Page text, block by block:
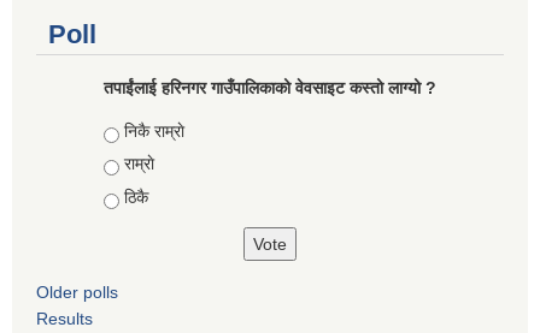
Poll
तपाईंलाई हरिनगर गाउँपालिकाको वेवसाइट कस्तो लाग्यो ?
Choices
निकै राम्राे
राम्राे
ठिकै
Older polls
Results